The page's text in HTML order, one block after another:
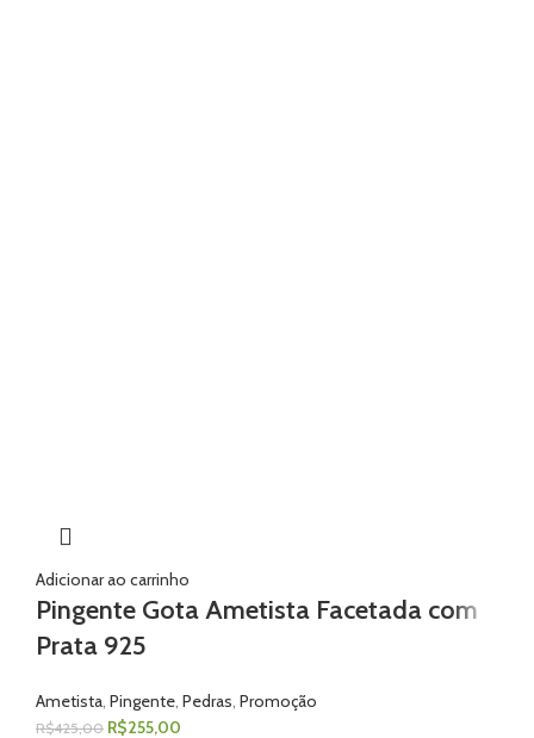
Adicionar ao carrinho
Pingente Gota Ametista Facetada com
Prata 925
Ametista Pingente Pedras Promoção
R$425,00 R$255,00